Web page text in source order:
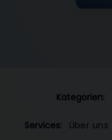
Kategorien:
Services: Über uns